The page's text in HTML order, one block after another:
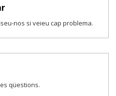
nos si veieu cap problema.
qüestions.